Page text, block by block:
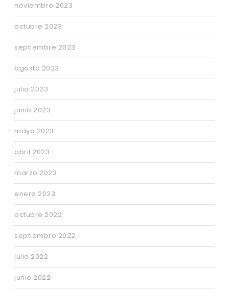
noviembre 2023
octubre 2023
septiembre 2023
agosto 2023
julio 2023
junio 2023
mayo 2023
abril 2023
marzo 2023
enero 2023
octubre 2022
septiembre 2022
julio 2022
junio 2022